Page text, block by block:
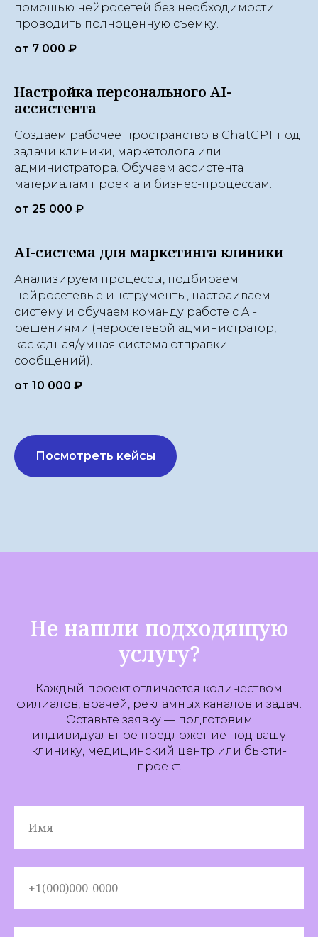
помощью нейросетей без необходимости
проводить полноценную съемку.
от 7 000 ₽
Настройка персонального AI-
ассистента
Создаем рабочее пространство в ChatGPT под
задачи клиники, маркетолога или
администратора. Обучаем ассистента
материалам проекта и бизнес-процессам.
от 25 000 ₽
AI-система для маркетинга клиники
Анализируем процессы, подбираем
нейросетевые инструменты, настраиваем
систему и обучаем команду работе с AI-
решениями (неросетевой администратор,
каскадная/умная система отправки
сообщений).
от 10 000 ₽
Посмотреть кейсы
Не нашли подходящую
услугу?
Каждый проект отличается количеством
филиалов, врачей, рекламных каналов и задач.
Оставьте заявку — подготовим
индивидуальное предложение под вашу
клинику, медицинский центр или бьюти-
проект.
Имя
+1(000)000-0000